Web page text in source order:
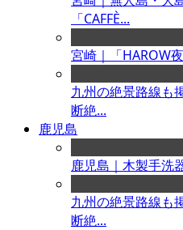
「CAFFÈ...
宮崎｜「HAROW
九州の絶景路線も
断絶...
鹿児島
鹿児島｜木製手洗
九州の絶景路線も
断絶...